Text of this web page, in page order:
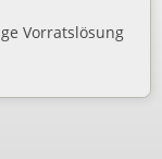
Vorratslösung